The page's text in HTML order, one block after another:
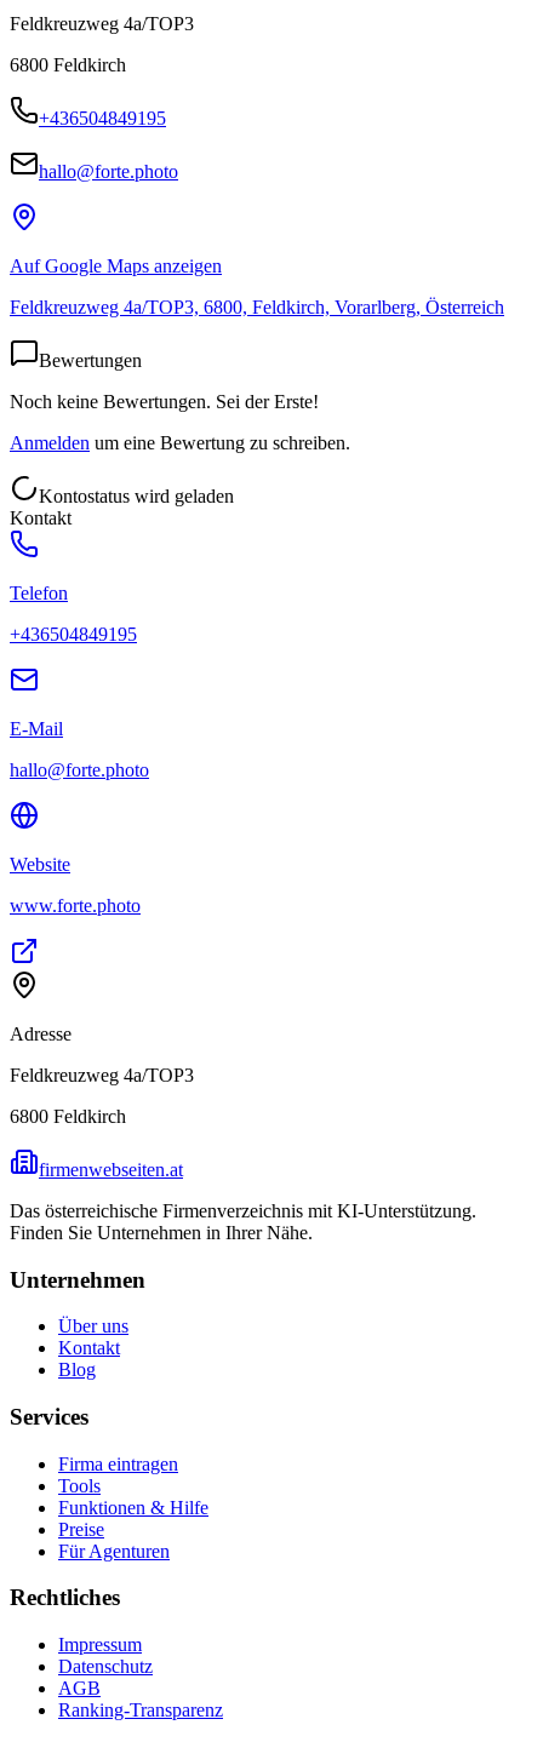
Feldkreuzweg 4a/TOP3
6800 Feldkirch
+436504849195
hallo@forte.photo
Auf Google Maps anzeigen
Feldkreuzweg 4a/TOP3, 6800, Feldkirch, Vorarlberg, Österreich
Bewertungen
Noch keine Bewertungen. Sei der Erste!
Anmelden um eine Bewertung zu schreiben.
Kontostatus wird geladen
Kontakt
Telefon
+436504849195
E-Mail
hallo@forte.photo
Website
www.forte.photo
Adresse
Feldkreuzweg 4a/TOP3
6800 Feldkirch
firmenwebseiten.at
Das österreichische Firmenverzeichnis mit KI-Unterstützung.
Finden Sie Unternehmen in Ihrer Nähe.
Unternehmen
Über uns
Kontakt
Blog
Services
Firma eintragen
Tools
Funktionen & Hilfe
Preise
Für Agenturen
Rechtliches
Impressum
Datenschutz
AGB
Ranking-Transparenz